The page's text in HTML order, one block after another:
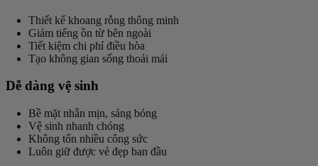
Thiết kế khoang rỗng thông minh
Giảm tiếng ồn từ bên ngoài
Tiết kiệm chi phí điều hòa
Tạo không gian sống thoải mái
Dễ dàng vệ sinh
Bề mặt nhẵn mịn, sáng bóng
Vệ sinh nhanh chóng
Không tốn nhiều công sức
Luôn giữ được vẻ đẹp ban đầu